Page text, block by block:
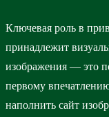
Ключевая роль в
принадлежит
изображения — это
первому
наполнить сайт